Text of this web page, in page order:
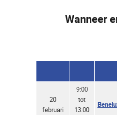
Wanneer
20
februari
9:00
tot
13:00